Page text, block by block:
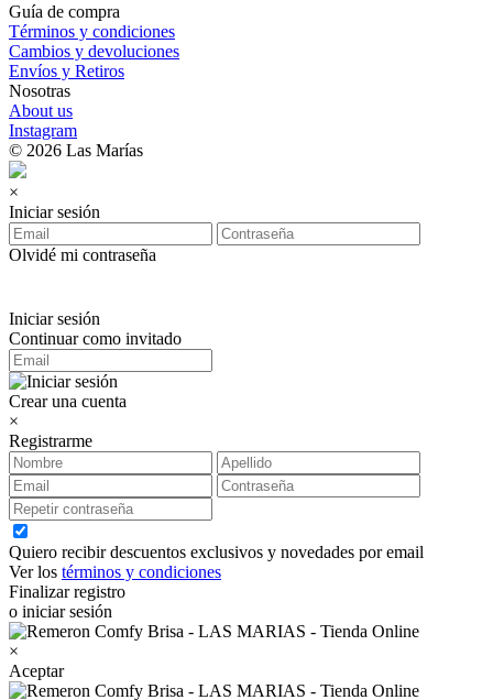
Guía de compra
Términos y condiciones
Cambios y devoluciones
Envíos y Retiros
Nosotras
About us
Instagram
© 2026 Las Marías
×
Iniciar sesión
Olvidé mi contraseña
Iniciar sesión
Continuar como invitado
Crear una cuenta
×
Registrarme
Quiero recibir descuentos exclusivos y novedades por email
Ver los términos y condiciones
Finalizar registro
o iniciar sesión
×
Aceptar